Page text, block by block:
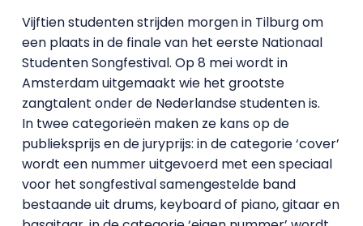
Vijftien studenten strijden morgen in Tilburg om
een plaats in de finale van het eerste Nationaal
Studenten Songfestival. Op 8 mei wordt in
Amsterdam uitgemaakt wie het grootste
zangtalent onder de Nederlandse studenten is.
In twee categorieën maken ze kans op de
publieksprijs en de juryprijs: in de categorie ‘cover’
wordt een nummer uitgevoerd met een speciaal
voor het songfestival samengestelde band
bestaande uit drums, keyboard of piano, gitaar en